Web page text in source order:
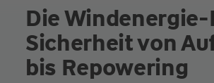
Die
Sicherheit von
bis Repowering